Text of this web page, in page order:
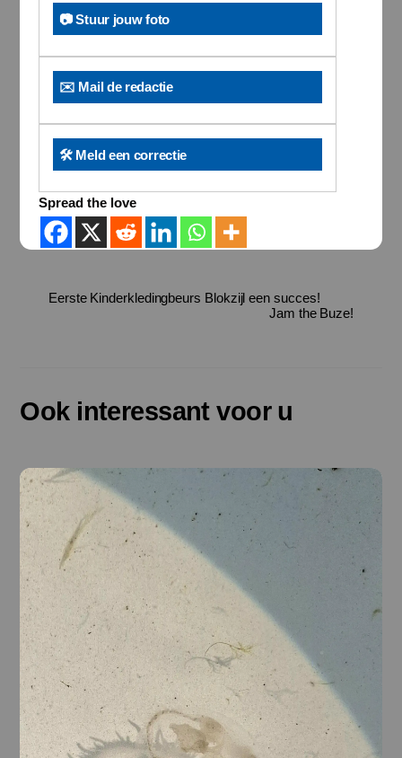
📷 Stuur jouw foto
✉️ Mail de redactie
🛠️ Meld een correctie
Spread the love
Eerste Kinderkledingbeurs Blokzijl een succes!
Jam the Buze!
Ook interessant voor u